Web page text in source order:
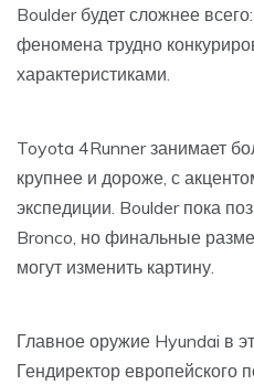
Boulder будет сложнее
феномена трудно
характеристиками.
Toyota 4Runner занимает
крупнее и дороже, с
экспедиции. Boulder пока
Bronco, но финальные
могут изменить картину.
Главное оружие Hyundai в
Гендиректор европейского